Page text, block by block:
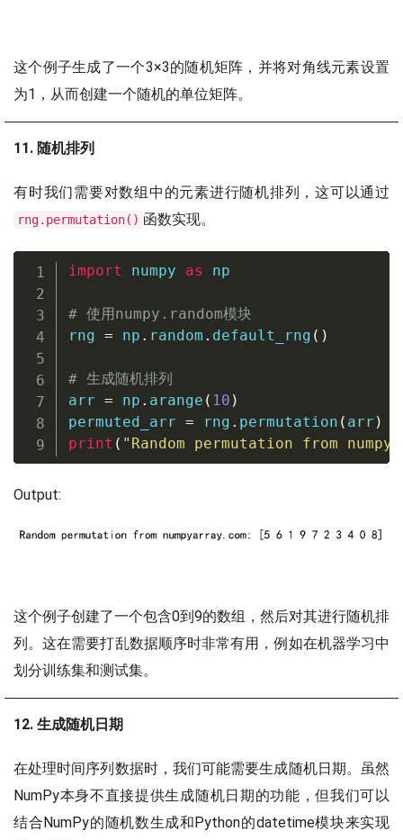
这个例子生成了一个3×3的随机矩阵，并将对角线元素设置
为1，从而创建一个随机的单位矩阵。
11. 随机排列
有时我们需要对数组中的元素进行随机排列，这可以通过
rng.permutation() 函数实现。
import numpy as np
# 使用numpy.random模块
rng = np . random . default_rng ( )
# 生成随机排列
arr = np . arange ( 10 )
permuted_arr = rng . permutation ( arr )
print ( "Random permutation from
Output:
这个例子创建了一个包含0到9的数组，然后对其进行随机排
列。这在需要打乱数据顺序时非常有用，例如在机器学习中
划分训练集和测试集。
12. 生成随机日期
在处理时间序列数据时，我们可能需要生成随机日期。虽然
NumPy本身不直接提供生成随机日期的功能，但我们可以
结合NumPy的随机数生成和Python的datetime模块来实现